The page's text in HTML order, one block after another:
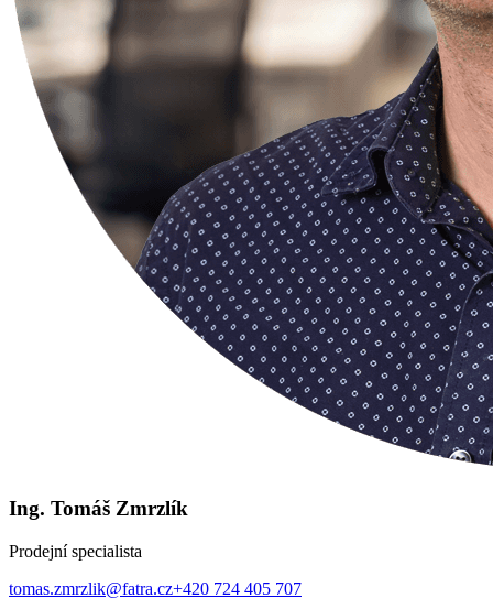
Ing. Tomáš Zmrzlík
Prodejní specialista
tomas.zmrzlik@fatra.cz+420 724 405 707